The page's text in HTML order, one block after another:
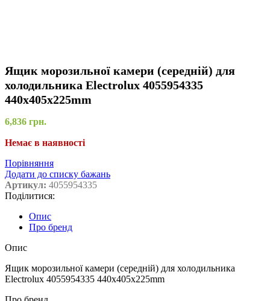
Ящик морозильної камери (середній) для
холодильника Electrolux 4055954335
440x405x225mm
6,836 грн.
Немає в наявності
Порівняння
Додати до списку бажань
Артикул: 4055954335
Поділитися:
Опис
Про бренд
Опис
Ящик морозильної камери (середній) для холодильника
Electrolux 4055954335 440x405x225mm